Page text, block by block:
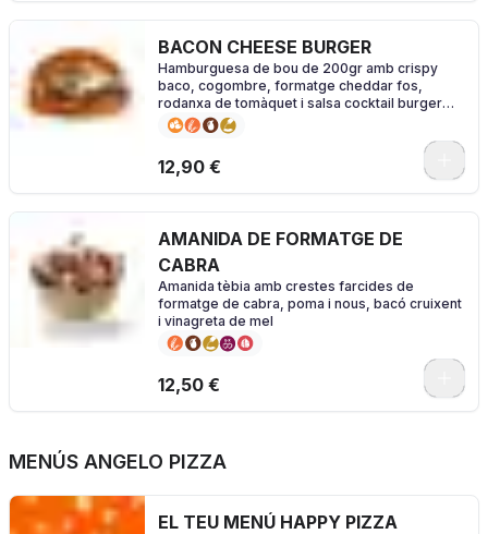
BACON CHEESE BURGER
Hamburguesa de bou de 200gr amb crispy
baco, cogombre, formatge cheddar fos,
rodanxa de tomàquet i salsa cocktail burger
amb el nostre pà especial brioche
12,90 €
AMANIDA DE FORMATGE DE
CABRA
Amanida tèbia amb crestes farcides de
formatge de cabra, poma i nous, bacó cruixent
i vinagreta de mel
12,50 €
MENÚS ANGELO PIZZA
EL TEU MENÚ HAPPY PIZZA